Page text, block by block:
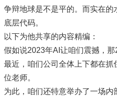
争辩地球是不是平的。而实在的
底层代码。
以下为他共享的内容精编：
假如说2023年AI让咱们震撼，那
最近，咱们公司全体上下都在
位老师。
为此，咱们还特意举办了一场内